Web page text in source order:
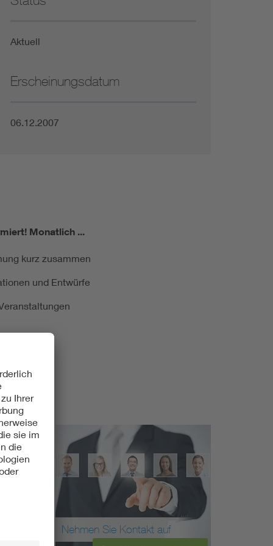
Not- und Sicherheitsbeleuchtung
Aktuell
Erscheinungsdatum
06.12.2007
Monatlich ...
kurz zusammen
und Entwürfe
Nehmen Sie Kontakt auf